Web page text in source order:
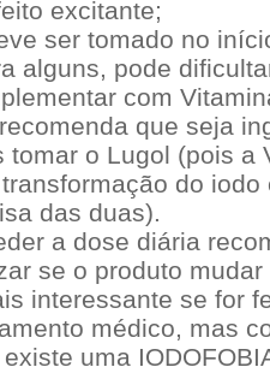
excitante;
ser tomado no
alguns, pode
com
que seja
tomar o Lugol (pois a
do
das duas).
a dose diária
se o produto mudar
interessante se for
médico, mas
uma